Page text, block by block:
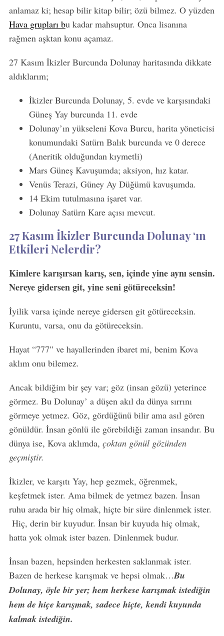
anlamaz ki; hesap bilir kitap bilir; özü bilmez. O yüzden
Hava grupları bu kadar mahsuptur. Onca lisanına
rağmen aşktan konu açamaz.
27 Kasım İkizler Burcunda Dolunay haritasında dikkate
aldıklarım;
İkizler Burcunda Dolunay, 5. evde ve karşısındaki
Güneş Yay burcunda 11. evde
Dolunay’ın yükseleni Kova Burcu, harita yöneticisi
konumundaki Satürn Balık burcunda ve 0 derece
(Aneritik olduğundan kıymetli)
Mars Güneş Kavuşumda; aksiyon, hız katar.
Venüs Terazi, Güney Ay Düğümü kavuşumda.
14 Ekim tutulmasına işaret var.
Dolunay Satürn Kare açısı mevcut.
27 Kasım İkizler Burcunda Dolunay ‘ın
Etkileri Nelerdir?
Kimlere karışırsan karış, sen, içinde yine aynı sensin.
Nereye gidersen git, yine seni götüreceksin!
İyilik varsa içinde nereye gidersen git götüreceksin.
Kuruntu, varsa, onu da götüreceksin.
Hayat “777” ve hayallerinden ibaret mi, benim Kova
aklım onu bilemez.
Ancak bildiğim bir şey var; göz (insan gözü) yeterince
görmez. Bu Dolunay’ a düşen akıl da dünya sırrını
görmeye yetmez. Göz, gördüğünü bilir ama asıl gören
gönüldür. İnsan gönlü ile görebildiği zaman insandır. Bu
dünya ise, Kova aklımda, çoktan gönül gözünden
geçmiştir.
İkizler, ve karşıtı Yay, hep gezmek, öğrenmek,
keşfetmek ister. Ama bilmek de yetmez bazen. İnsan
ruhu arada bir hiç olmak, hiçte bir süre dinlenmek ister.
Hiç, derin bir kuyudur. İnsan bir kuyuda hiç olmak,
hatta yok olmak ister bazen. Dinlenmek budur.
İnsan bazen, hepsinden herkesten saklanmak ister.
Bazen de herkese karışmak ve hepsi olmak…Bu
Dolunay, öyle bir yer; hem herkese karışmak istediğin
hem de hiçe karışmak, sadece hiçte, kendi kuyunda
kalmak istediğin.